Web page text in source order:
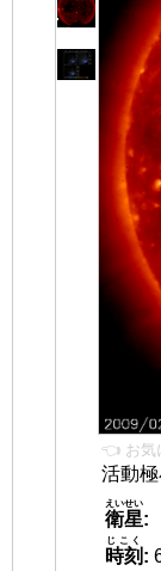
👈 お気
活動
衛星
えいせい
:
時刻
じこく
: